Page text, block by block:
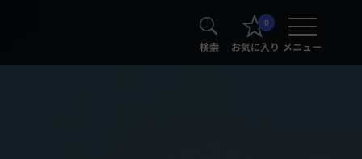
検索
0
お気に入り メニュー